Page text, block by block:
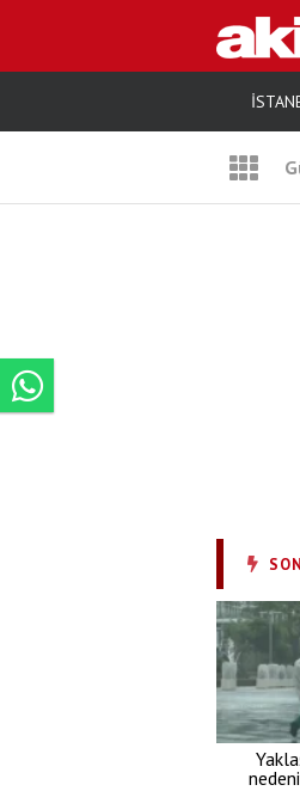
8 Ağustos 2026: Günün Ayet